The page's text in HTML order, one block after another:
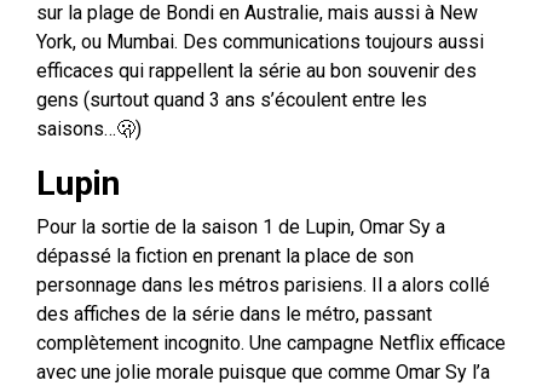
sur la plage de Bondi en Australie, mais aussi à New
York, ou Mumbai. Des communications toujours aussi
efficaces qui rappellent la série au bon souvenir des
gens (surtout quand 3 ans s’écoulent entre les
saisons…🫢)
Lupin
Pour la sortie de la saison 1 de Lupin, Omar Sy a
dépassé la fiction en prenant la place de son
personnage dans les métros parisiens. Il a alors collé
des affiches de la série dans le métro, passant
complètement incognito. Une campagne Netflix efficace
avec une jolie morale puisque que comme Omar Sy l’a